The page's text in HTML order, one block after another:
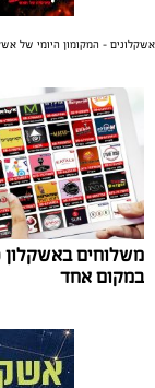
אשקלונים - המקומון היומי של
משלוחים
במקום אחד